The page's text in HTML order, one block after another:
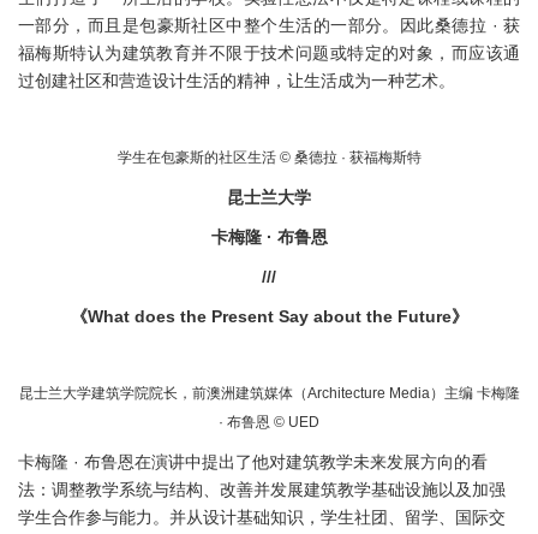
一部分，而且是包豪斯社区中整个生活的一部分。因此桑德拉 · 获
福梅斯特认为建筑教育并不限于技术问题或特定的对象，而应该通
过创建社区和营造设计生活的精神，让生活成为一种艺术。
学生在包豪斯的社区生活 © 桑德拉 · 获福梅斯特
昆士兰大学
卡梅隆 · 布鲁恩
///
《What does the Present Say about the Future》
昆士兰大学建筑学院院长，前澳洲建筑媒体（Architecture Media）主编 卡梅隆
· 布鲁恩 © UED
卡梅隆 · 布鲁恩在演讲中提出了他对建筑教学未来发展方向的看
法：调整教学系统与结构、改善并发展建筑教学基础设施以及加强
学生合作参与能力。并从设计基础知识，学生社团、留学、国际交